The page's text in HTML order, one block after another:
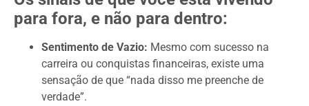
para fora, e não para dentro:
Sentimento de Vazio: Mesmo com sucesso na
carreira ou conquistas financeiras, existe uma
sensação de que “nada disso me preenche de
verdade”.